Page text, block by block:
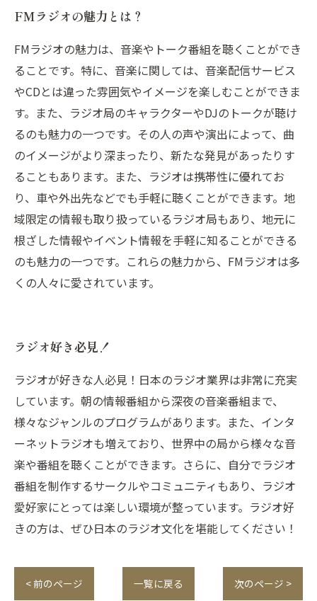
FMラジオの魅力とは？
FMラジオの魅力は、音楽やトーク番組を聴くことができ
ることです。特に、音楽に関しては、音楽配信サービス
やCDとは違った雰囲気やイメージを楽しむことができま
す。また、ラジオ局のキャラクターやDJのトークが聴け
るのも魅力の一つです。その人の声や演出によって、曲
のイメージがより深まったり、新たな発見があったりす
ることもあります。また、ラジオは携帯性に優れてお
り、車や外出先などでも手軽に聴くことができます。地
域限定の情報も取り扱っているラジオ局もあり、地元に
根ざした情報やイベント情報を手軽に知ることができる
のも魅力の一つです。これらの魅力から、FMラジオは多
くの人々に愛されています。
ラジオ好き必見！
ラジオが好きな人必見！日本のラジオ業界は非常に充実
しています。朝の情報番組から深夜の音楽番組まで、
様々なジャンルのプログラムがあります。また、インタ
ーネットラジオも増えており、世界中の局から様々な音
楽や番組を聴くことができます。さらに、自分でラジオ
番組を制作するサークルやコミュニティもあり、ラジオ
愛好家にとっては楽しい環境が整っています。ラジオ好
きの方は、ぜひ日本のラジオ文化を堪能してください！
< 前のページ 一覧に戻る 次のページ >